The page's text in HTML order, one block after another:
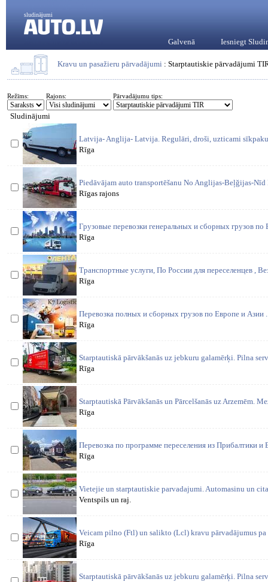
sludinājumi
Galvenā Iesniegt
Kravu un pasažieru pārvadājumi : Starptautiskie pārvadājumi
Režīms: Rajons: Pārvadājumu tips:
Sludinājumi
Latvija- Anglija- Latvija. Regulāri, droši, uzticami
Rīga
Piedāvājam auto transportēšanu No Anglijas-Beļğijas-
Rīgas rajons
Грузовые перевозки генеральных и сборных грузов
Rīga
Транспортные услуги, По России для переселенцев ,
Rīga
Перевозка полных и сборных грузов по Европе и
Rīga
Starptautiskā pārvākšanās uz jebkuru galamērķi. Pilna
Rīga
Starptautiskā Pārvākšanās un Pārcelšanās uz Arzemēm.
Rīga
Перевозка по программе переселения из Прибалтики
Rīga
Vietejie un starptautiskie parvadajumi. Automasinu un
Ventspils un raj.
Veicam pilno (Ftl) un salikto (Lcl) kravu pārvadājumus
Rīga
Starptautiskā pārvākšanās uz jebkuru galamērķi. Pilna